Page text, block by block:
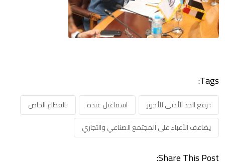
Tags:
: رفع الحد الأدنى للأجور اسماعيل عبده
بالقطاع الخاص
يضاعف الأعباء على المجتمع الصناعي والتجاري
Share This Post: